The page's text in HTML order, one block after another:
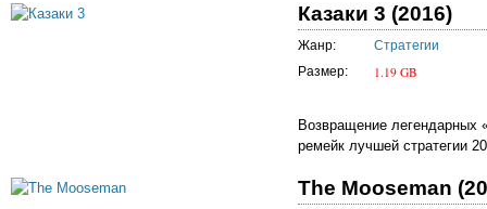
Казаки 3 (2016)
Жанр: Стратегии
Размер: 1.19 GB
Возвращение легендарных
ремейк лучшей стратегии
The Mooseman